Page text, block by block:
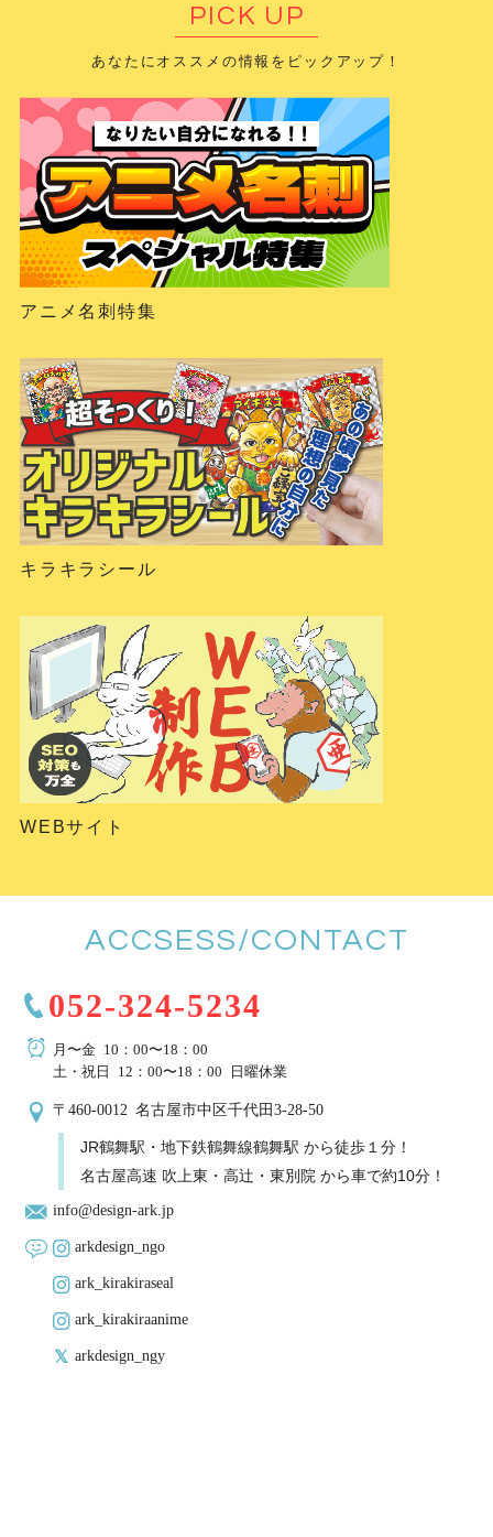
PICK UP
あなたにオススメの情報をピックアップ！
アニメ名刺特集
キラキラシール
WEBサイト
ACCSESS/CONTACT
052-324-5234
月〜金 10：00〜18：00
土・祝日 12：00〜18：00 日曜休業
〒460-0012 名古屋市中区千代田3-28-50
JR鶴舞駅・地下鉄鶴舞線鶴舞駅 から徒歩１分！
名古屋高速 吹上東・高辻・東別院 から車で約10分！
info@design-ark.jp
arkdesign_ngo
ark_kirakiraseal
ark_kirakiraanime
arkdesign_ngy